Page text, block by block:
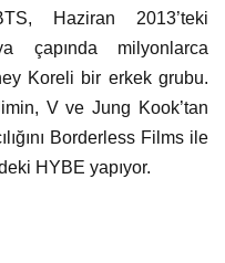
Haziran 2013’teki
çapında milyonlarca
Koreli bir erkek grubu.
V ve Jung Kook’tan
Borderless Films ile
HYBE yapıyor.